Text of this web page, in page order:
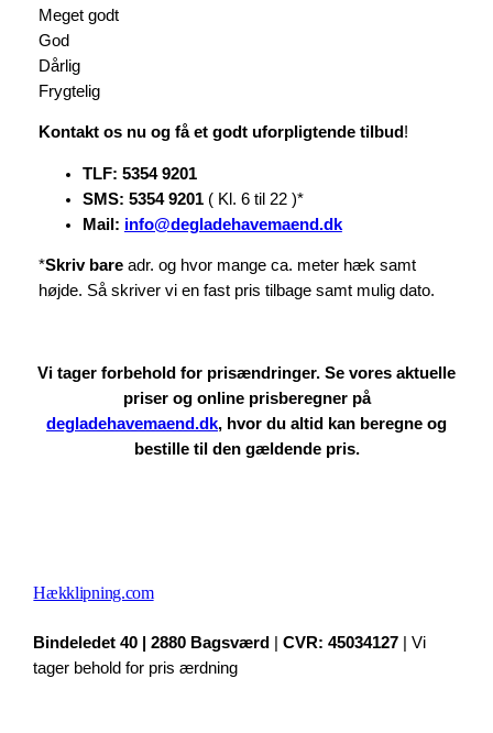
Meget godt
God
Dårlig
Frygtelig
Kontakt os nu og få et godt uforpligtende tilbud!
TLF: 5354 9201
SMS: 5354 9201 ( Kl. 6 til 22 )*
Mail: info@degladehavemaend.dk
*Skriv bare adr. og hvor mange ca. meter hæk samt
højde. Så skriver vi en fast pris tilbage samt mulig dato.
Vi tager forbehold for prisændringer. Se vores aktuelle
priser og online prisberegner på
degladehavemaend.dk, hvor du altid kan beregne og
bestille til den gældende pris.
Hækklipning.com
Bindeledet 40 | 2880 Bagsværd |CVR: 45034127 | Vi
tager behold for pris ærdning